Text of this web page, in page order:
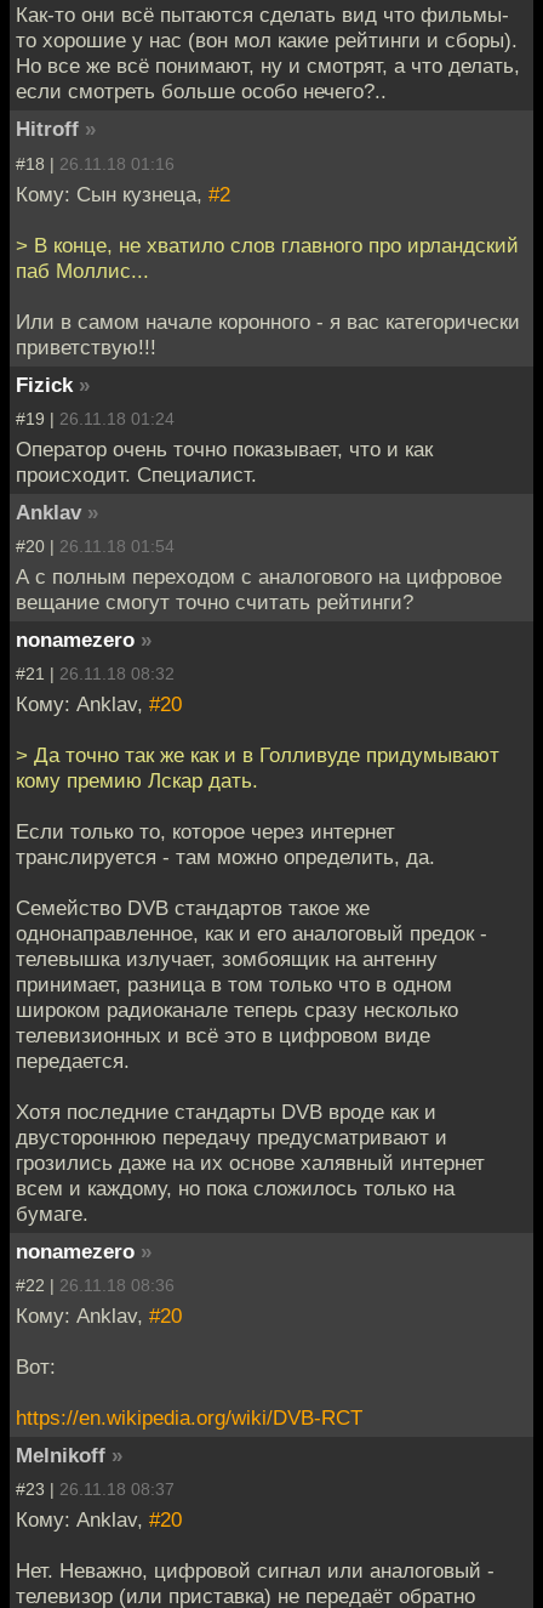
Как-то они всё пытаются сделать вид что фильмы-
то хорошие у нас (вон мол какие рейтинги и сборы).
Но все же всё понимают, ну и смотрят, а что делать,
если смотреть больше особо нечего?..
Hitroff »
#18 | 26.11.18 01:16
Кому: Сын кузнеца, #2
> В конце, не хватило слов главного про ирландский
паб Моллис...
Или в самом начале коронного - я вас категорически
приветствую!!!
Fizick »
#19 | 26.11.18 01:24
Оператор очень точно показывает, что и как
происходит. Специалист.
Anklav »
#20 | 26.11.18 01:54
А с полным переходом с аналогового на цифровое
вещание смогут точно считать рейтинги?
nonamezero »
#21 | 26.11.18 08:32
Кому: Anklav, #20
> Да точно так же как и в Голливуде придумывают
кому премию Лскар дать.
Если только то, которое через интернет
транслируется - там можно определить, да.
Семейство DVB стандартов такое же
однонаправленное, как и его аналоговый предок -
телевышка излучает, зомбоящик на антенну
принимает, разница в том только что в одном
широком радиоканале теперь сразу несколько
телевизионных и всё это в цифровом виде
передается.
Хотя последние стандарты DVB вроде как и
двустороннюю передачу предусматривают и
грозились даже на их основе халявный интернет
всем и каждому, но пока сложилось только на
бумаге.
nonamezero »
#22 | 26.11.18 08:36
Кому: Anklav, #20
Вот:
https://en.wikipedia.org/wiki/DVB-RCT
Melnikoff »
#23 | 26.11.18 08:37
Кому: Anklav, #20
Нет. Неважно, цифровой сигнал или аналоговый -
телевизор (или приставка) не передаёт обратно